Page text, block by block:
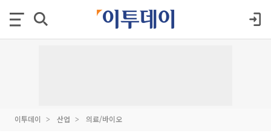
이투데이 산업 의료/바이오